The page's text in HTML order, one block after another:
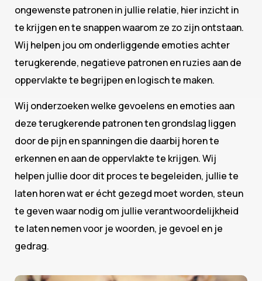
ongewenste patronen in jullie relatie, hier inzicht in
te krijgen en te snappen waarom ze zo zijn ontstaan.
Wij helpen jou om onderliggende emoties achter
terugkerende, negatieve patronen en ruzies aan de
oppervlakte te begrijpen en logisch te maken.
Wij onderzoeken welke gevoelens en emoties aan
deze terugkerende patronen ten grondslag liggen
door de pijn en spanningen die daarbij horen te
erkennen en aan de oppervlakte te krijgen. Wij
helpen jullie door dit proces te begeleiden, jullie te
laten horen wat er écht gezegd moet worden, steun
te geven waar nodig om jullie verantwoordelijkheid
te laten nemen voor je woorden, je gevoel en je
gedrag.